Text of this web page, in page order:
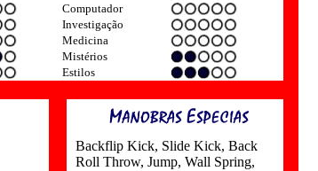
Computador
Investigação
Medicina
Mistérios
Estilos
Backflip Kick, Slide Kick, Back
Roll Throw, Jump, Wall Spring,